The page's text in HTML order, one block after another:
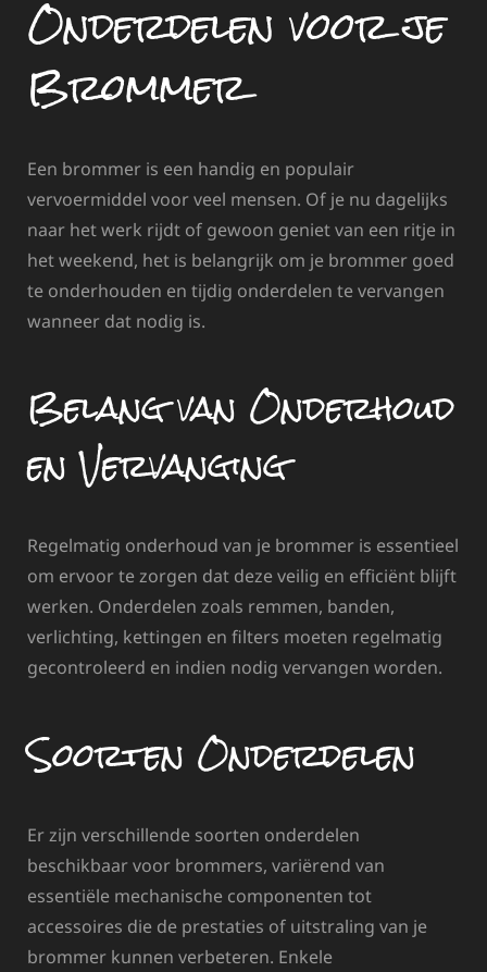
Onderdelen voor je
Brommer
Een brommer is een handig en populair
vervoermiddel voor veel mensen. Of je nu dagelijks
naar het werk rijdt of gewoon geniet van een ritje in
het weekend, het is belangrijk om je brommer goed
te onderhouden en tijdig onderdelen te vervangen
wanneer dat nodig is.
Belang van Onderhoud
en Vervanging
Regelmatig onderhoud van je brommer is essentieel
om ervoor te zorgen dat deze veilig en efficiënt blijft
werken. Onderdelen zoals remmen, banden,
verlichting, kettingen en filters moeten regelmatig
gecontroleerd en indien nodig vervangen worden.
Soorten Onderdelen
Er zijn verschillende soorten onderdelen
beschikbaar voor brommers, variërend van
essentiële mechanische componenten tot
accessoires die de prestaties of uitstraling van je
brommer kunnen verbeteren. Enkele